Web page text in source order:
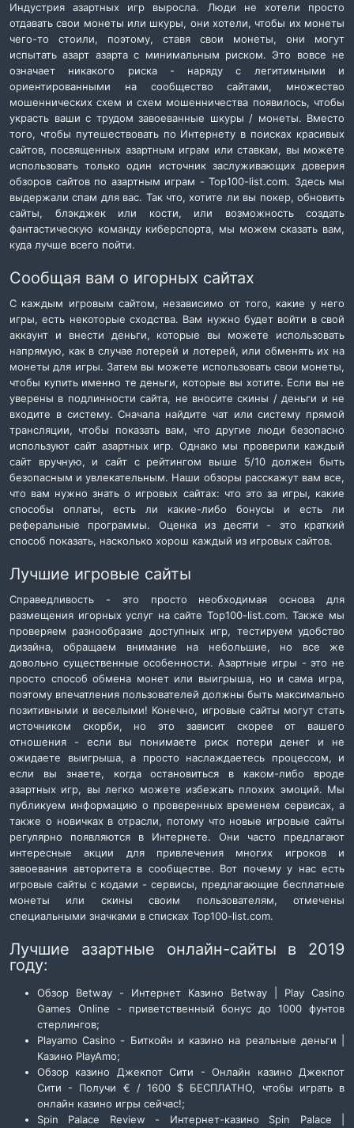
Индустрия азартных игр выросла. Люди не хотели просто
отдавать свои монеты или шкуры, они хотели, чтобы их монеты
чего-то стоили, поэтому, ставя свои монеты, они могут
испытать азарт азарта с минимальным риском. Это вовсе не
означает никакого риска - наряду с легитимными и
ориентированными на сообщество сайтами, множество
мошеннических схем и схем мошенничества появилось, чтобы
украсть ваши с трудом завоеванные шкуры / монеты. Вместо
того, чтобы путешествовать по Интернету в поисках красивых
сайтов, посвященных азартным играм или ставкам, вы можете
использовать только один источник заслуживающих доверия
обзоров сайтов по азартным играм - Top100-list.com. Здесь мы
выдержали спам для вас. Так что, хотите ли вы покер, обновить
сайты, блэкджек или кости, или возможность создать
фантастическую команду киберспорта, мы можем сказать вам,
куда лучше всего пойти.
Сообщая вам о игорных сайтах
С каждым игровым сайтом, независимо от того, какие у него
игры, есть некоторые сходства. Вам нужно будет войти в свой
аккаунт и внести деньги, которые вы можете использовать
напрямую, как в случае лотерей и лотерей, или обменять их на
монеты для игры. Затем вы можете использовать свои монеты,
чтобы купить именно те деньги, которые вы хотите. Если вы не
уверены в подлинности сайта, не вносите скины / деньги и не
входите в систему. Сначала найдите чат или систему прямой
трансляции, чтобы показать вам, что другие люди безопасно
используют сайт азартных игр. Однако мы проверили каждый
сайт вручную, и сайт с рейтингом выше 5/10 должен быть
безопасным и увлекательным. Наши обзоры расскажут вам все,
что вам нужно знать о игровых сайтах: что это за игры, какие
способы оплаты, есть ли какие-либо бонусы и есть ли
реферальные программы. Оценка из десяти - это краткий
способ показать, насколько хорош каждый из игровых сайтов.
Лучшие игровые сайты
Справедливость - это просто необходимая основа для
размещения игорных услуг на сайте Top100-list.com. Также мы
проверяем разнообразие доступных игр, тестируем удобство
дизайна, обращаем внимание на небольшие, но все же
довольно существенные особенности. Азартные игры - это не
просто способ обмена монет или выигрыша, но и сама игра,
поэтому впечатления пользователей должны быть максимально
позитивными и веселыми! Конечно, игровые сайты могут стать
источником скорби, но это зависит скорее от вашего
отношения - если вы понимаете риск потери денег и не
ожидаете выигрыша, а просто наслаждаетесь процессом, и
если вы знаете, когда остановиться в каком-либо вроде
азартных игр, вы легко можете избежать плохих эмоций. Мы
публикуем информацию о проверенных временем сервисах, а
также о новичках в отрасли, потому что новые игровые сайты
регулярно появляются в Интернете. Они часто предлагают
интересные акции для привлечения многих игроков и
завоевания авторитета в сообществе. Вот почему у нас есть
игровые сайты с кодами - сервисы, предлагающие бесплатные
монеты или скины своим пользователям, отмечены
специальными значками в списках Top100-list.com.
Лучшие азартные онлайн-сайты в 2019
году:
Обзор Betway - Интернет Казино Betway | Play Casino
Games Online - приветственный бонус до 1000 фунтов
стерлингов;
Playamo Casino - Биткойн и казино на реальные деньги |
Казино PlayAmo;
Обзор казино Джекпот Сити - Онлайн казино Джекпот
Сити - Получи € / 1600 $ БЕСПЛАТНО, чтобы играть в
онлайн казино игры сейчас!;
Spin Palace Review - Интернет-казино Spin Palace |